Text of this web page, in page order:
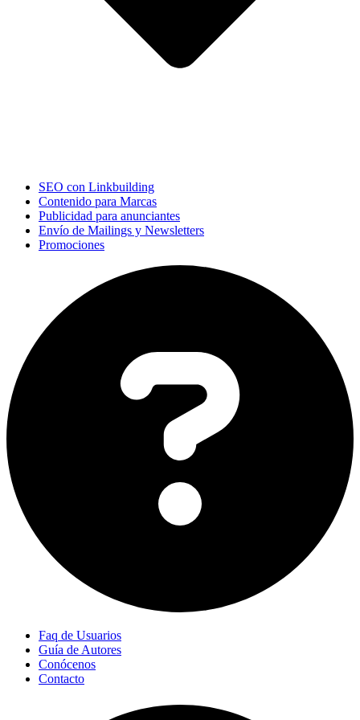
SEO con Linkbuilding
Contenido para Marcas
Publicidad para anunciantes
Envío de Mailings y Newsletters
Promociones
Faq de Usuarios
Guía de Autores
Conócenos
Contacto